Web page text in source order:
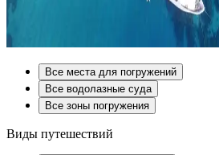
Все места для погружений
Все водолазные суда
Все зоны погружения
Виды путешествий